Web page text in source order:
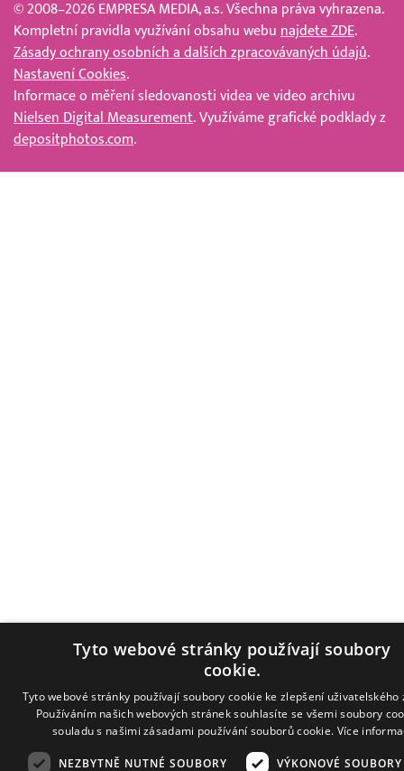
© 2008–2026 EMPRESA MEDIA, a.s. Všechna práva vyhrazena.
Kompletní pravidla využívání obsahu webu najdete ZDE.
Zásady ochrany osobních a dalších zpracovávaných údajů.
Nastavení Cookies.
Informace o měření sledovanosti videa ve video archivu
Nielsen Digital Measurement. Využíváme grafické podklady z
depositphotos.com.
Tyto webové stránky používají soubory
cookie.
Tyto webové stránky používají soubory cookie ke zlepšení uživatelského
Používáním našich webových stránek souhlasíte se všemi soubory
souladu s našimi zásadami používání souborů cookie. Více
NEZBYTNĚ NUTNÉ SOUBORY VÝKONOVÉ SOUBORY